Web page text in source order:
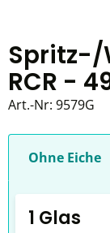
Spritz-/
RCR -
Art.-Nr: 9579G
Ohne Eiche
1 Glas